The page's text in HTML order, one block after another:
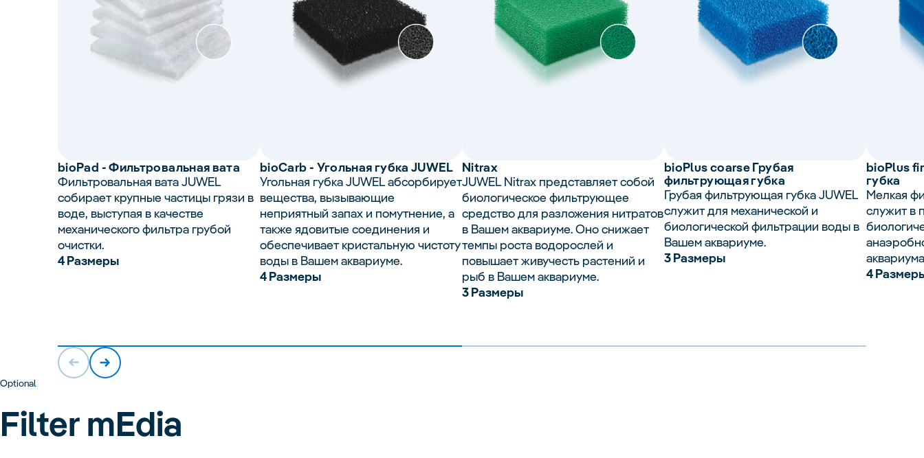
bioPad - Фильтровальная вата
Фильтровальная вата JUWEL
собирает крупные частицы грязи в
воде, выступая в качестве
механического фильтра грубой
очистки.
4 Размеры
bioCarb- Угольная губка JUWEL
Угольная губка JUWEL абсорбирует
вещества, вызывающие
неприятный запах и помутнение, а
также ядовитые соединения и
обеспечивает кристальную чистоту
воды в Вашем аквариуме.
4 Размеры
Nitrax
JUWEL Nitrax представляет собой
биологическое фильтрующее
средство для разложения нитратов
в Вашем аквариуме. Оно снижает
темпы роста водорослей и
повышает живучесть растений и
рыб в Вашем аквариуме.
3 Размеры
bioPluscoarse Грубая
фильтрующая губка
Грубая фильтрующая губка JUWEL
служит для механической и
биологической фильтрации воды в
Вашем аквариуме.
3 Размеры
bioPlus
губка
Мелкая
служит в
4
Optional
Filter mEdia